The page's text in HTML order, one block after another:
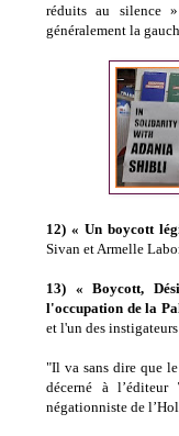
réduits au silence
généralement la
12) « Un boycott
Sivan et Armelle
13) « Boycott,
l'occupation de la
et l'un des
"Il va sans dire que
décerné à l’éditeur
négationniste de